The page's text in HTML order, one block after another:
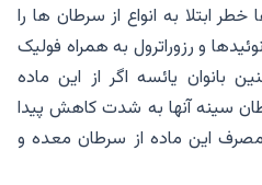
ابتلا به انواع از سرطان ها را
و رزوراترول به همراه فولیک
بانوان یائسه اگر از این ماده
سینه آنها به شدت کاهش پیدا
این ماده از سرطان معده و